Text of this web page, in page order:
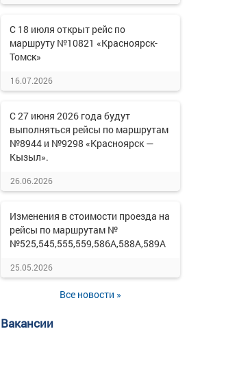
С 18 июля открыт рейс по
маршруту №10821 «Красноярск-
Томск»
16.07.2026
С 27 июня 2026 года будут
выполняться рейсы по маршрутам
№8944 и №9298 «Красноярск —
Кызыл».
26.06.2026
Изменения в стоимости проезда на
рейсы по маршрутам №
№525,545,555,559,586А,588А,589А
25.05.2026
Все новости »
Вакансии